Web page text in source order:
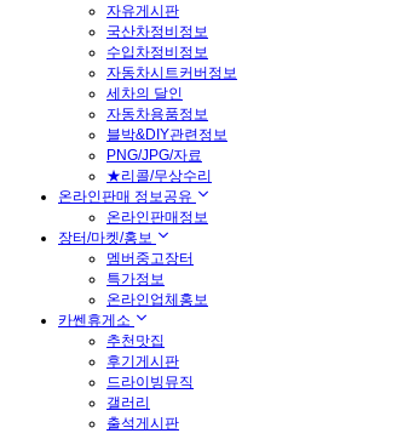
자유게시판
국산차정비정보
수입차정비정보
자동차시트커버정보
세차의 달인
자동차용품정보
블박&DIY관련정보
PNG/JPG/자료
★리콜/무상수리
온라인판매 정보공유
온라인판매정보
장터/마켓/홍보
멤버중고장터
특가정보
온라인업체홍보
카쎈휴게소
추천맛집
후기게시판
드라이빙뮤직
갤러리
출석게시판